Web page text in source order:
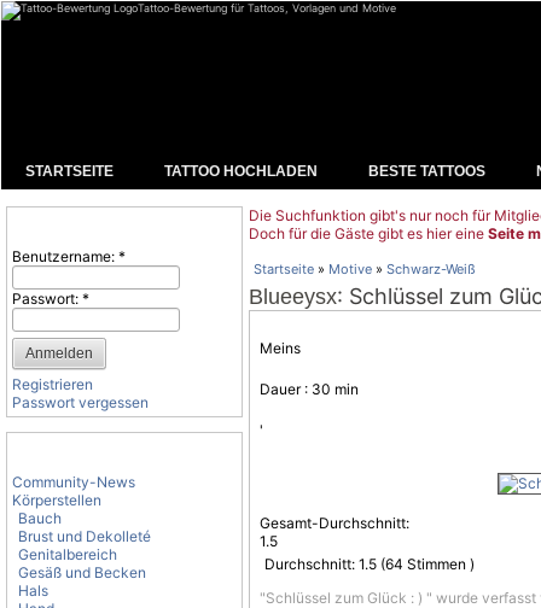
Tattoo-Bewertung für Tattoos, Vorlagen und Motive
STARTSEITE TATTOO HOCHLADEN BESTE TATTOOS
Benutzername: *
Passwort: *
Registrieren
Passwort vergessen
Community-News
Körperstellen
Bauch
Brust und Dekolleté
Genitalbereich
Gesäß und Becken
Hals
Die Suchfunktion gibt's nur noch für
Doch für die Gäste gibt es hier eine Seite
Startseite » Motive » Schwarz-Weiß
Blueeysx: Schlüssel zum
Meins
Dauer : 30 min
'
Gesamt-Durchschnitt:
1.5
Durchschnitt: 1.5 (64 Stimmen )
"Schlüssel zum Glück : ) " wurde